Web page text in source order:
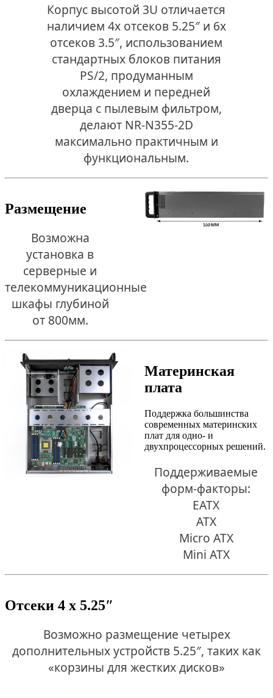
Корпус высотой 3U отличается
наличием 4х отсеков 5.25″ и 6x
отсеков 3.5″, использованием
стандартных блоков питания
PS/2, продуманным
охлаждением и передней
дверца с пылевым фильтром,
делают NR-N355-2D
максимально практичным и
функциональным.
Размещение
Возможна
установка в
серверные и
телекоммуникационные
шкафы глубиной
от 800мм.
Материнская
плата
Поддержка большинства
современных материнских
плат для одно- и
двухпроцессорных решений.
Поддерживаемые
форм-факторы:
EATX
ATX
Micro ATX
Mini ATX
Отсеки 4 х 5.25″
Возможно размещение четырех
дополнительных устройств 5.25″, таких как
«корзины для жестких дисков»